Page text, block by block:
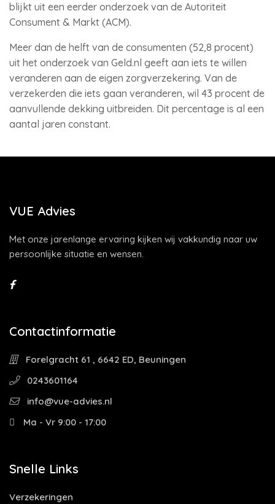
blijkt uit een eerder onderzoek van de Autoriteit
Consument & Markt (ACM).
Meer dan de helft van de consumenten (52,8 procent)
uit het onderzoek van Geld.nl geeft aan iets te willen
veranderen aan de eigen zorgverzekering. Van de
verzekerden die iets gaan veranderen, wil 43 procent de
aanvullende dekking uitbreiden. Dit percentage is al een
aantal jaren constant.
VUE Advies
Met onze jarenlange ervaring kijken wij vakkundig naar uw
persoonlijke situatie en wensen.
Contactinformatie
Forelgracht 61 , 6642 ED, Beuningen
0243601164
info@vue-advies.nl
Ma - Vr 9:00 - 17:00
Snelle Links
Verzekeringen